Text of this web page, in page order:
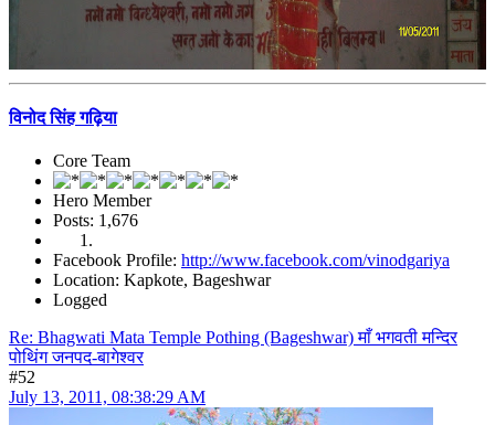
विनोद सिंह गढ़िया
Core Team
Hero Member
Posts: 1,676
Facebook Profile: http://www.facebook.com/vinodgariya
Location: Kapkote, Bageshwar
Logged
Re: Bhagwati Mata Temple Pothing (Bageshwar) माँ भगवती मन्दिर
पोथिंग जनपद-बागेश्वर
#52
July 13, 2011, 08:38:29 AM